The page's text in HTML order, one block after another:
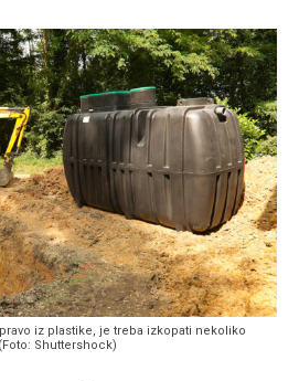
iz plastike, je treba izkopati nekoliko
Shuttershock)